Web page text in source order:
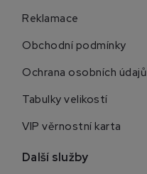
Reklamace
Obchodní podmínky
Ochrana osobních údajů
Tabulky velikostí
VIP věrnostní karta
Další služby